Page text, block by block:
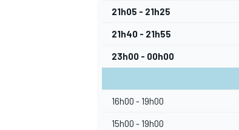
21h05 - 21h25
21h40 - 21h55
23h00 - 00h00
16h00 - 19h00
15h00 - 19h00